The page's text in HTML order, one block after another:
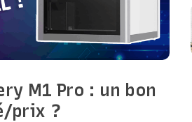
M1 Pro : un bon
prix ?